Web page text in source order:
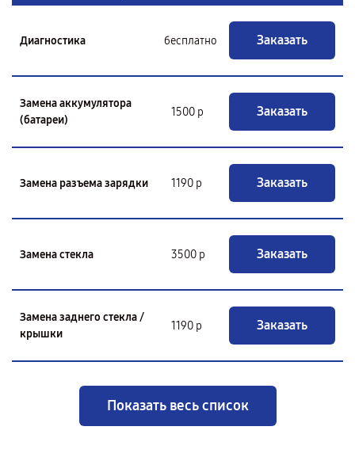
Диагностика бесплатно Заказать
Замена аккумулятора
(батареи)
1500 р Заказать
Замена разъема зарядки 1190 р Заказать
Замена стекла 3500 р Заказать
Замена заднего стекла /
крышки
1190 р Заказать
Показать весь список